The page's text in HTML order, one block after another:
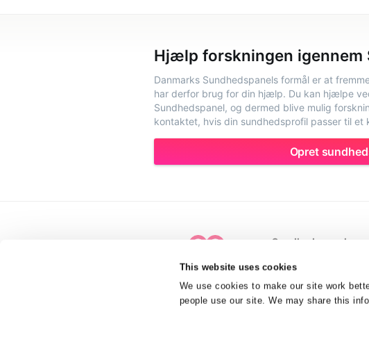
This website uses cookies
We use cookies to make our site work
people use our site. We may share this
Hjælp forskningen igennem
Danmarks Sundhedspanels formål er at
har derfor brug for din hjælp. Du kan hjælpe
Sundhedspanel, og dermed blive mulig
kontaktet, hvis din sundhedsprofil passer til et
Opret
Sundhedspanel
9400 Nørresundby
Danmark
DK35660348